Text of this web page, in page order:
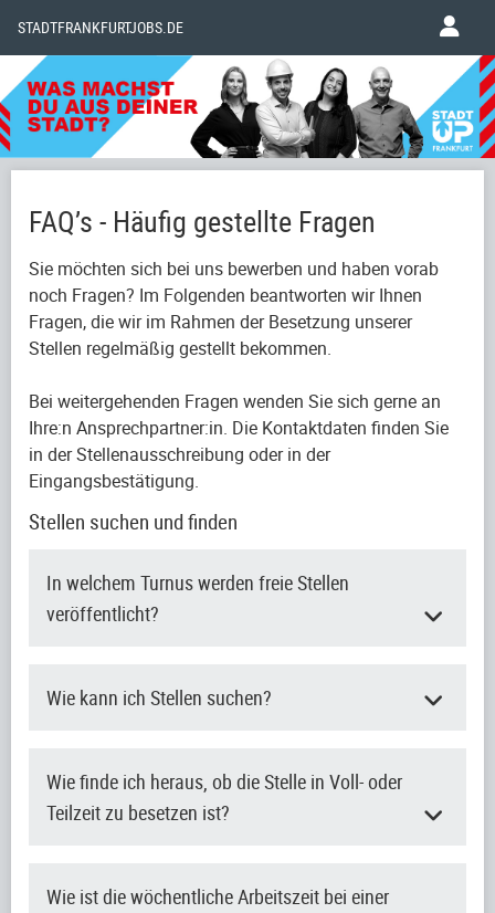
STADTFRANKFURTJOBS.DE
FAQ’s - Häufig gestellte Fragen
Sie möchten sich bei uns bewerben und haben vorab
noch Fragen? Im Folgenden beantworten wir Ihnen
Fragen, die wir im Rahmen der Besetzung unserer
Stellen regelmäßig gestellt bekommen.
Bei weitergehenden Fragen wenden Sie sich gerne an
Ihre:n Ansprechpartner:in. Die Kontaktdaten finden Sie
in der Stellenausschreibung oder in der
Eingangsbestätigung.
Stellen suchen und finden
In welchem Turnus werden freie Stellen
veröffentlicht?
Wie kann ich Stellen suchen?
Wie finde ich heraus, ob die Stelle in Voll- oder
Teilzeit zu besetzen ist?
Wie ist die wöchentliche Arbeitszeit bei einer